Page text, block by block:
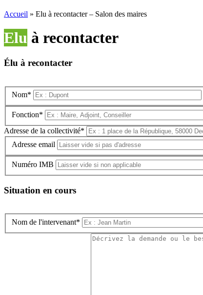
Accueil » Elu à recontacter – Salon des maires
Elu à recontacter
Élu à recontacter
Nom*
Fonction*
Adresse de la collectivité*
Adresse email
Numéro IMB
Situation en cours
Nom de l'intervenant*